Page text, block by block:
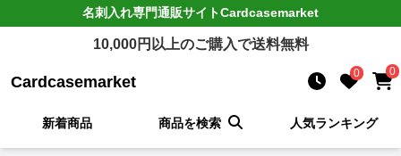
名刺入れ専門通販サイトCardcasemarket
10,000円以上のご購入で送料無料
Cardcasemarket 0 0
新着商品 商品を検索 人気ランキング